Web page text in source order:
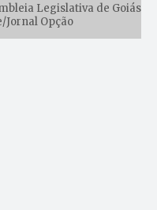
Legislativa de Goiás
Jornal Opção